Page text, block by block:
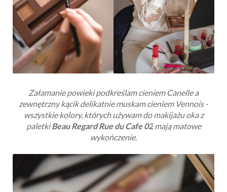
Załamanie powieki podkreślam cieniem Canelle a
zewnętrzny kącik delikatnie muskam cieniem Vennois -
wszystkie kolory, których używam do makijażu oka z
paletkiBeau Regard Rue du Cafe 02 mają matowe
wykończenie.